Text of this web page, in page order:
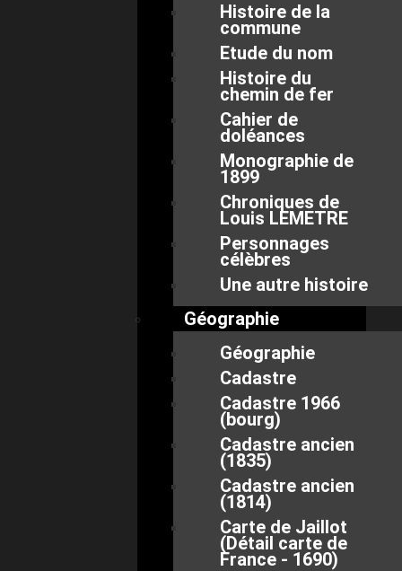
Histoire de la
commune
Etude du nom
Histoire du
chemin de fer
Cahier de
doléances
Monographie de
1899
Chroniques de
Louis LEMETRE
Personnages
célèbres
Une autre histoire
Géographie
Géographie
Cadastre
Cadastre 1966
(bourg)
Cadastre ancien
(1835)
Cadastre ancien
(1814)
Carte de Jaillot
(Détail carte de
France - 1690)